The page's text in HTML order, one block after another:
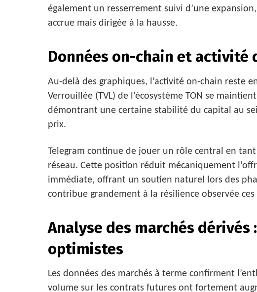
également un resserrement suivi d’une
accrue mais dirigée à la hausse.
Données on-chain et activité
Au-delà des graphiques, l’activité on-chain reste
Verrouillée (TVL) de l’écosystème TON se
démontrant une certaine stabilité du capital au
prix.
Telegram continue de jouer un rôle central en
réseau. Cette position réduit mécaniquement
immédiate, offrant un soutien naturel lors des
contribue grandement à la résilience observée
Analyse des marchés
optimistes
Les données des marchés à terme confirment
volume sur les contrats futures ont fortement